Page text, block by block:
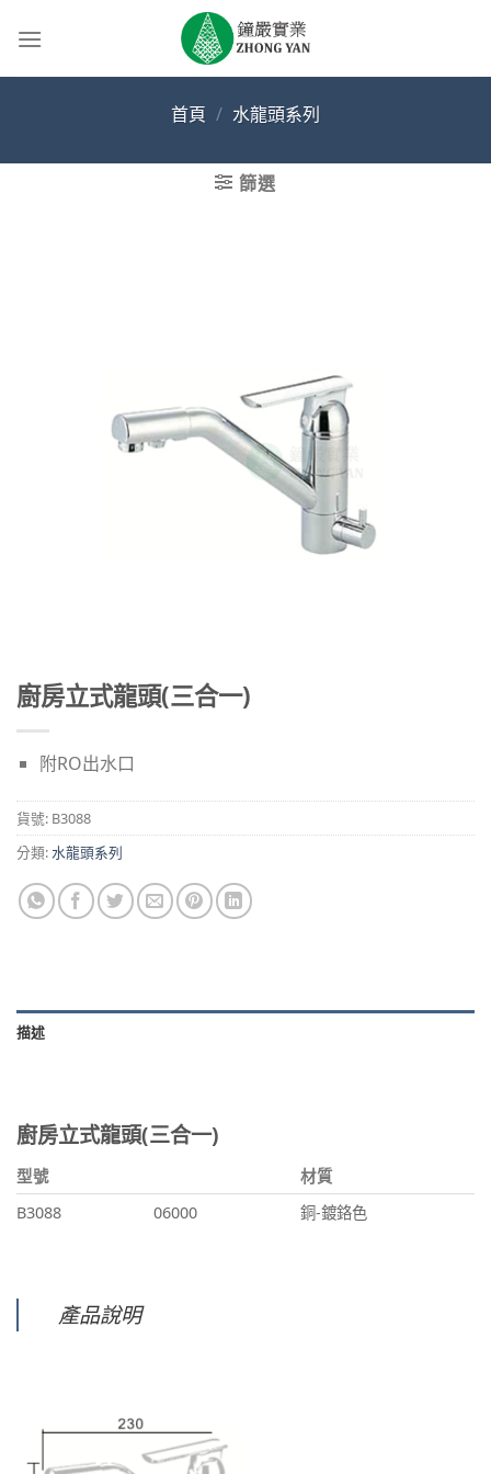
首頁 / 水龍頭系列
篩選
廚房立式龍頭(三合一)
附RO出水口
貨號: B3088
分類:水龍頭系列
描述
廚房立式龍頭(三合一)
型號
材質
B3088
06000 銅-鍍鉻色
產品說明